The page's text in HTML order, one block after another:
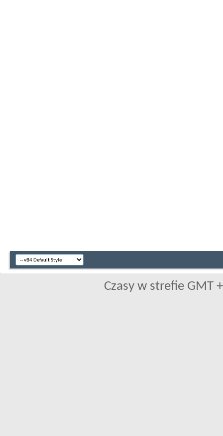
Czasy w strefie GMT